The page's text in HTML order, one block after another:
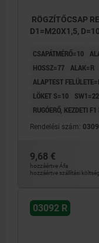
RÖGZÍTŐCSAP
D1=M20X1,5,
CSAPÁTMÉRŐ=10
HOSSZ=77
ALAK=R
ALAPTEST
LÖKET S=10
SW1=22
RUGÓERŐ, KEZDETI
Rendelési szám:
9,68 €
hozzáértve Áfa
hozzáértve szállítási
03092 R